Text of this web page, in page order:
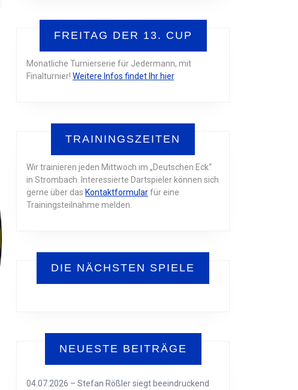
FREITAG DER 13. CUP
Monatliche Turnierserie für Jedermann, mit
Finalturnier! Weitere Infos findet Ihr hier.
TRAININGSZEITEN
Wir trainieren jeden Mittwoch im „Deutschen Eck“
in Strombach. Interessierte Dartspieler können sich
gerne über das Kontaktformularfür eine
Trainingsteilnahme melden.
DIE NÄCHSTEN SPIELE
NEUESTE BEITRÄGE
04.07.2026 – Stefan Rößler siegt beeindruckend